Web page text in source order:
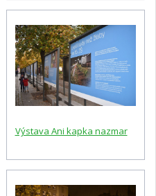
Výstava Ani kapka nazmar